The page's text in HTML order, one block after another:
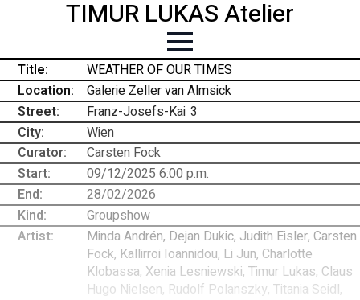
TIMUR LUKAS Atelier
Title:
WEATHER OF OUR TIMES
Location:
Galerie Zeller van Almsick
Street:
Franz-Josefs-Kai- 3
City:
Wien
Curator:
Carsten Fock
Start:
09/12/2025 6:00 p.m.
End:
28/02/2026
Kind:
Groupshow
Artist:
Minda Andrén, Dejan Dukic, Judith Eisler, Carsten
Fock, Kallirroi Ioannidou, Li Jun, Charlotte
Klobassa, Xenia Lesniewski, Timur Lukas, Claus
Hugo Nielsen, Rudolf Polanszky, Titania Seidl,